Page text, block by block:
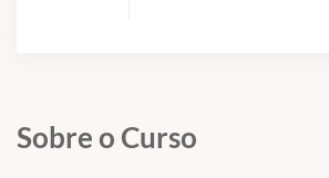
Sobre o Curso